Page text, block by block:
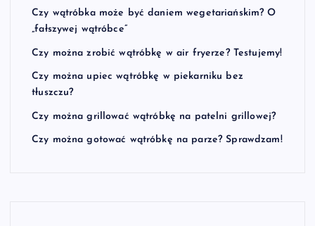
Czy wątróbka może być daniem wegetariańskim? O
„fałszywej wątróbce”
Czy można zrobić wątróbkę w air fryerze? Testujemy!
Czy można upiec wątróbkę w piekarniku bez
tłuszczu?
Czy można grillować wątróbkę na patelni grillowej?
Czy można gotować wątróbkę na parze? Sprawdzam!